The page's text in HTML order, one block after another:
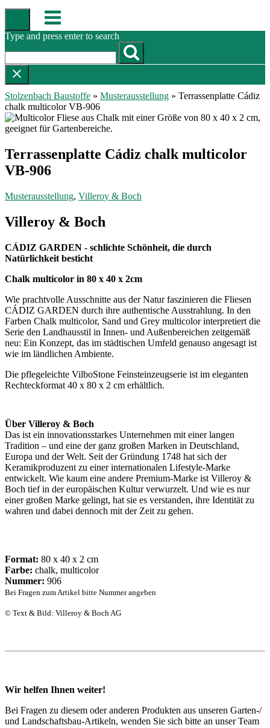
Skip
content
Menu
Type and press enter to search
Stolzenbach Baustoffe » Musterausstellung » Terrassenplatte Cádiz
chalk multicolor VB-906
Terrassenplatte Cádiz chalk multicolor
VB-906
Musterausstellung, Villeroy & Boch
Villeroy & Boch
CÁDIZ GARDEN - schlichte Schönheit, die durch
Natürlichkeit besticht
Chalk multicolor in 80 x 40 x 2cm
Wie prachtvolle Ausschnitte aus der Natur faszinieren die Fliesen
CÁDIZ GARDEN durch ihre authentische Ausstrahlung. In den
Farben Chalk multicolor, Sand und Grey multicolor interpretiert die
Serie den Landhausstil in Innen- und Außenbereichen zeitgemäß
neu: Ein Konzept, das im städtischen Umfeld genauso angesagt ist
wie im ländlichen Ambiente.
Die pflegeleichte VilboStone Feinsteinzeugserie ist im eleganten
Rechteckformat 40 x 80 x 2 cm erhältlich.
Über Villeroy & Boch
Das ist ein innovationsstarkes Unternehmen mit einer langen
Tradition – und eine der ganz großen Marken in Deutschland,
Europa und der Welt. Seit der Gründung 1748 hat sich der
Keramikproduzent zu einer internationalen Lifestyle-Marke
entwickelt. Wie kaum eine andere Premium-Marke ist Villeroy &
Boch tief in der europäischen Kultur verwurzelt. Und wie es nur
einer großen Marke gelingt, hat sie es verstanden, ihre Identität zu
wahren und dabei dennoch mit der Zeit zu gehen.
Format: 80 x 40 x 2 cm
Farbe: chalk, multicolor
Nummer: 906
Bei Fragen zum Artikel bitte Nummer angeben
© Text & Bild: Villeroy & Boch AG
Wir helfen Ihnen weiter!
Bei Fragen zu diesem oder anderen Produkten aus unseren Garten-/
und Landschaftsbau-Artikeln, wenden Sie sich bitte an unser Team